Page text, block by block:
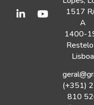
1517
A
1400-
Lisboa
(+351)
810